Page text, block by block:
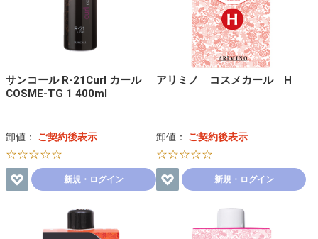
サンコール R-21Curl カール
COSME-TG 1 400ml
卸値： ご契約後表示
☆☆☆☆☆
新規・ログイン
アリミノ コスメカール H
卸値： ご契約後表示
☆☆☆☆☆
新規・ログイン